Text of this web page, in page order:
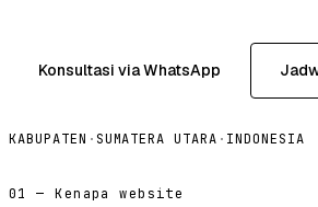
Konsultasi via WhatsApp
KABUPATEN · SUMATERA UTARA · INDONESIA
01 — Kenapa website